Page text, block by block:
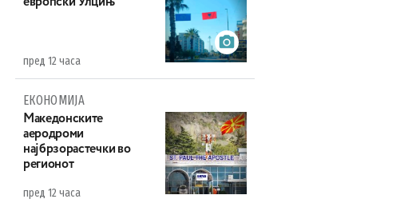
пред 12 часа
ЕКОНОМИЈА
Maкедонските
аеродроми
најбрзорастечки во
регионот
пред 12 часа